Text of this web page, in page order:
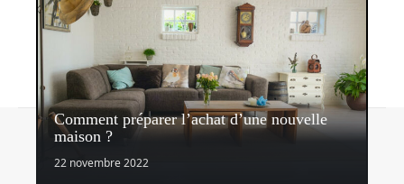
Comment préparer l’achat d’une nouvelle
maison ?
22 novembre 2022© 2026 | lespetitsservices.fr
Contact Mentions légales Sitemap